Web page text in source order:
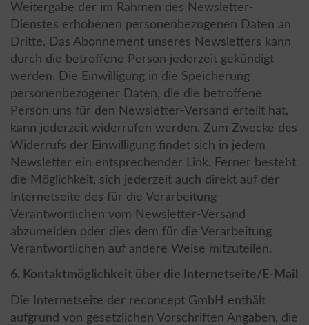
Weitergabe der im Rahmen des Newsletter-
Dienstes erhobenen personenbezogenen Daten an
Dritte. Das Abonnement unseres Newsletters kann
durch die betroffene Person jederzeit gekündigt
werden. Die Einwilligung in die Speicherung
personenbezogener Daten, die die betroffene
Person uns für den Newsletter-Versand erteilt hat,
kann jederzeit widerrufen werden. Zum Zwecke des
Widerrufs der Einwilligung findet sich in jedem
Newsletter ein entsprechender Link. Ferner besteht
die Möglichkeit, sich jederzeit auch direkt auf der
Internetseite des für die Verarbeitung
Verantwortlichen vom Newsletter-Versand
abzumelden oder dies dem für die Verarbeitung
Verantwortlichen auf andere Weise mitzuteilen.
6. Kontaktmöglichkeit über die Internetseite/E-Mail
Die Internetseite der reconcept GmbH enthält
aufgrund von gesetzlichen Vorschriften Angaben, die